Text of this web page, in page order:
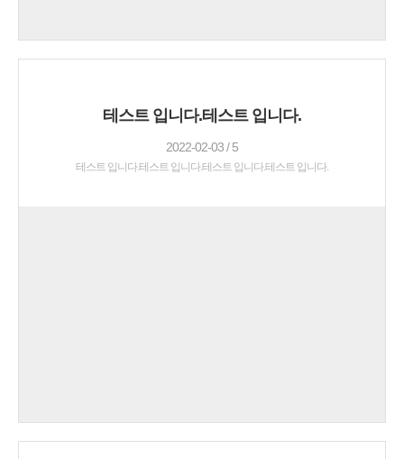
테스트 입니다.테스트 입니다.
2022-02-03 / 5
테스트 입니다.테스트 입니다.테스트 입니다.테스트 입니다.